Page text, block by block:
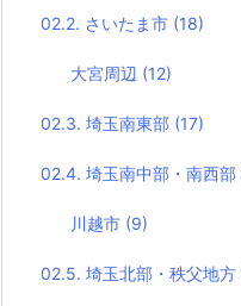
02.2. さいたま市 (18)
大宮周辺 (12)
02.3. 埼玉南東部 (17)
02.4. 埼玉南中部・南西部
川越市 (9)
02.5. 埼玉北部・秩父地方